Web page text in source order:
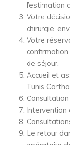
l’estimation
Votre
chirurgie,
Votre
de séjour.
Accueil et
Tunis
Intervention
Le retour